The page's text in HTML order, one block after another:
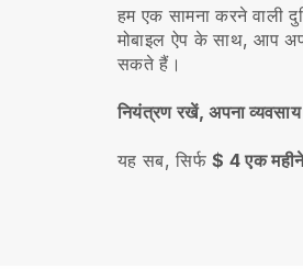
हम एक सामना करने वाली
मोबाइल ऐप के साथ, आप
सकते हैं।
नियंत्रण रखें, अपना
यह सब, सिर्फ$ 4 एक